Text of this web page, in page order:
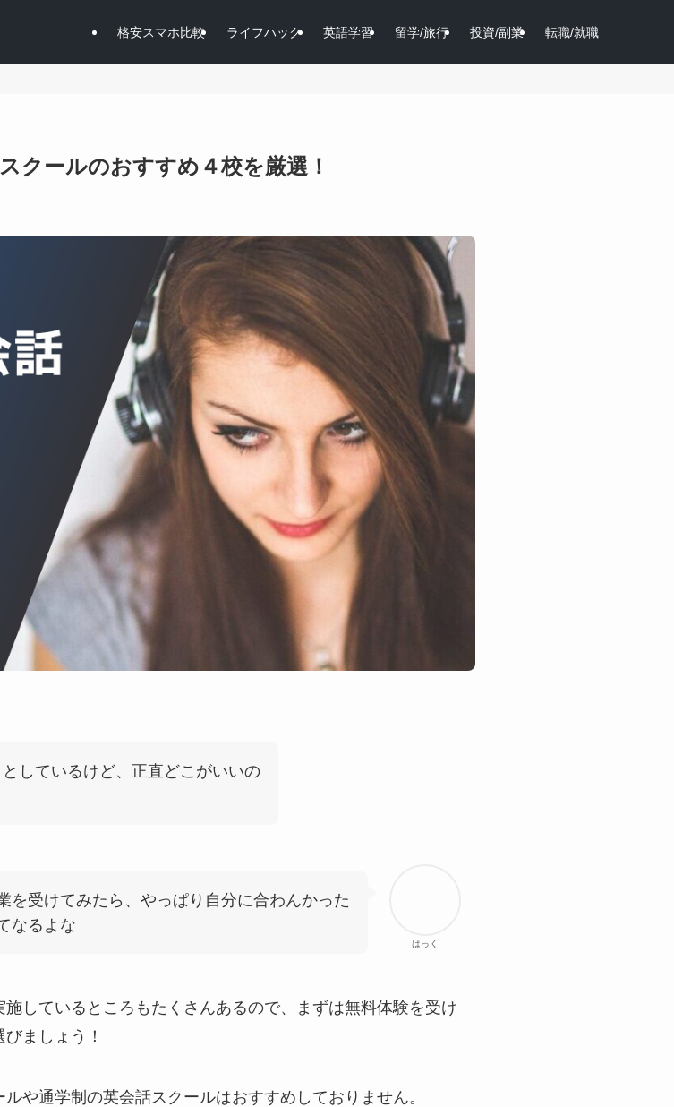
格安スマホ比較 ライフハック 英語学習 留学/旅行 投資/副業 転職/就職
クールのおすすめ４校を厳選！
しているけど、正直どこがいいの
はっく
を受けてみたら、やっぱり自分に合わんかった
なるよな
しているところもたくさんあるので、まずは無料体験を受け
ましょう！
や通学制の英会話スクールはおすすめしておりません。